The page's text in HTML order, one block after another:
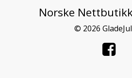
Norske
© 2026